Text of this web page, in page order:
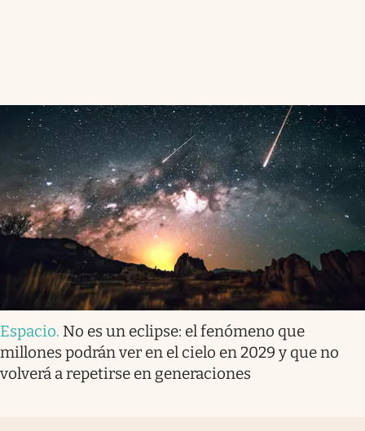
Espacio. No es un eclipse: el fenómeno que
millones podrán ver en el cielo en 2029 y que no
volverá a repetirse en generaciones